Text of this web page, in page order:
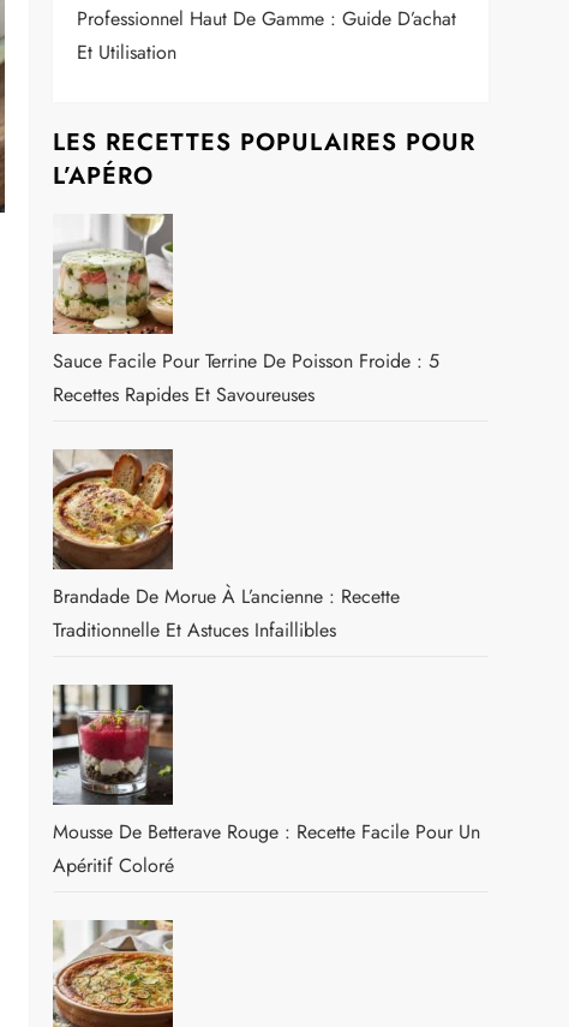
Professionnel Haut De Gamme : Guide D’achat
Et Utilisation
LES RECETTES POPULAIRES POUR
L’APÉRO
Sauce Facile Pour Terrine De Poisson Froide : 5
Recettes Rapides Et Savoureuses
Brandade De Morue À L’ancienne : Recette
Traditionnelle Et Astuces Infaillibles
Mousse De Betterave Rouge : Recette Facile Pour Un
Apéritif Coloré